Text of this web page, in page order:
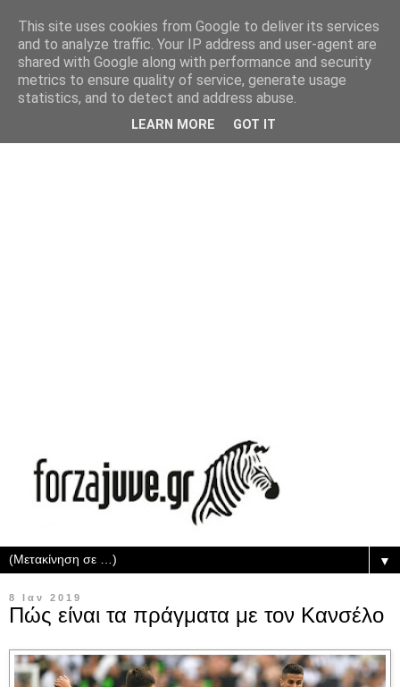
▼
8 Ιαν 2019
Πώς είναι τα πράγματα με τον Κανσέλο
This site uses cookies from Google to deliver its services
and to analyze traffic. Your IP address and user-agent are
shared with Google along with performance and security
metrics to ensure quality of service, generate usage
statistics, and to detect and address abuse.
LEARN MORE GOT IT